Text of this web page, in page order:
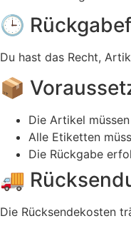
🕒
Du hast das Recht,
📦
Die Artikel
Alle Etiketten
Die Rückgabe
🚚
Die Rücksendekosten